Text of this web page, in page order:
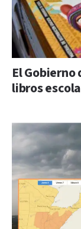
El
libros